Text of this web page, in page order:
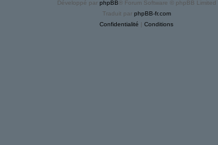
Développé par phpBB ® Forum Software © phpBB Limited
Traduit par phpBB-fr.com
Confidentialité | Conditions